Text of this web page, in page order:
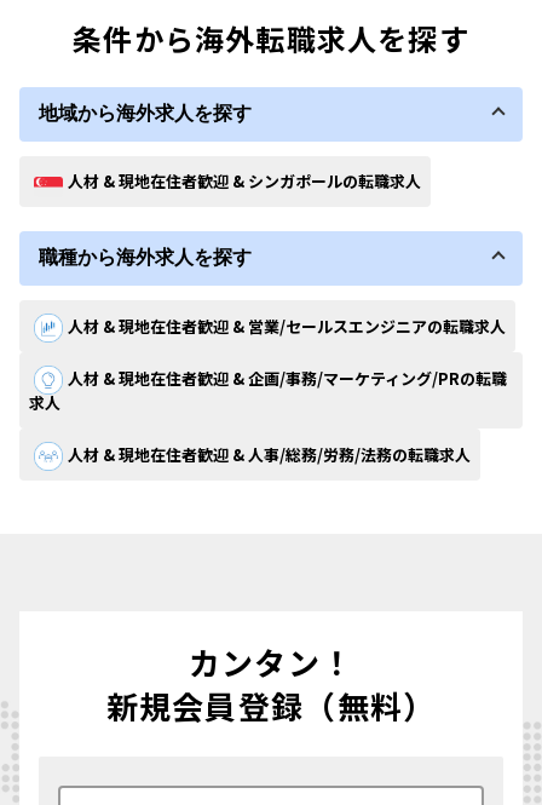
条件から海外転職求人を探す
地域から海外求人を探す
人材 & 現地在住者歓迎 & シンガポールの転職求人
職種から海外求人を探す
人材 & 現地在住者歓迎 & 営業/セールスエンジニアの転職求人
人材 & 現地在住者歓迎 & 企画/事務/マーケティング/PRの転職
求人
人材 & 現地在住者歓迎 & 人事/総務/労務/法務の転職求人
カンタン！
新規会員登録（無料）